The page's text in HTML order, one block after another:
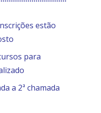
estão
para
a 2ª chamada